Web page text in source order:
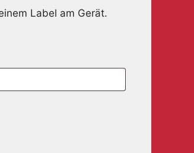
Label am Gerät.